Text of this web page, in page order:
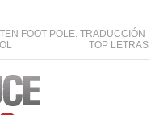
FOOT POLE. TRADUCCIÓN
TOP LETRAS